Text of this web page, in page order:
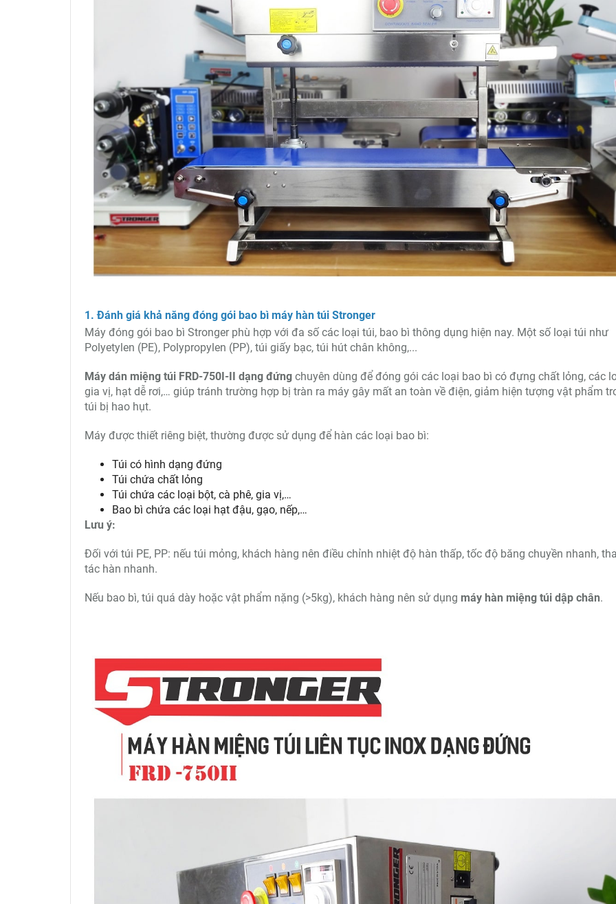
1. Đánh giá khả năng đóng gói bao bì máy hàn túi Stronger
Máy đóng gói bao bì Stronger phù hợp với đa số các loại túi, bao bì thông dụng hiện nay. Một số loại túi như
Polyetylen (PE), Polypropylen (PP), túi giấy bạc, túi hút chân không,...
Máy dán miệng túi FRD-750I-II dạng đứng chuyên dùng để đóng gói các loại bao bì có đựng chất lỏng, các
gia vị, hạt dễ rơi,… giúp tránh trường hợp bị tràn ra máy gây mất an toàn về điện, giảm hiện tượng vật phẩm
túi bị hao hụt.
Máy được thiết riêng biệt, thường được sử dụng để hàn các loại bao bì:
Túi có hình dạng đứng
Túi chứa chất lỏng
Túi chứa các loại bột, cà phê, gia vị,…
Bao bì chứa các loại hạt đậu, gạo, nếp,…
Lưu ý:
Đối với túi PE, PP: nếu túi mỏng, khách hàng nên điều chỉnh nhiệt độ hàn thấp, tốc độ băng chuyền nhanh,
tác hàn nhanh.
Nếu bao bì, túi quá dày hoặc vật phẩm nặng (>5kg), khách hàng nên sử dụng máy hàn miệng túi dập chân.